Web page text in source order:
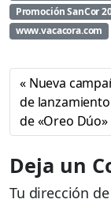
Promoción SanCor
www.vacacora.com
Nueva
de lanzamiento
de «Oreo Dúo»
Deja un
Tu dirección